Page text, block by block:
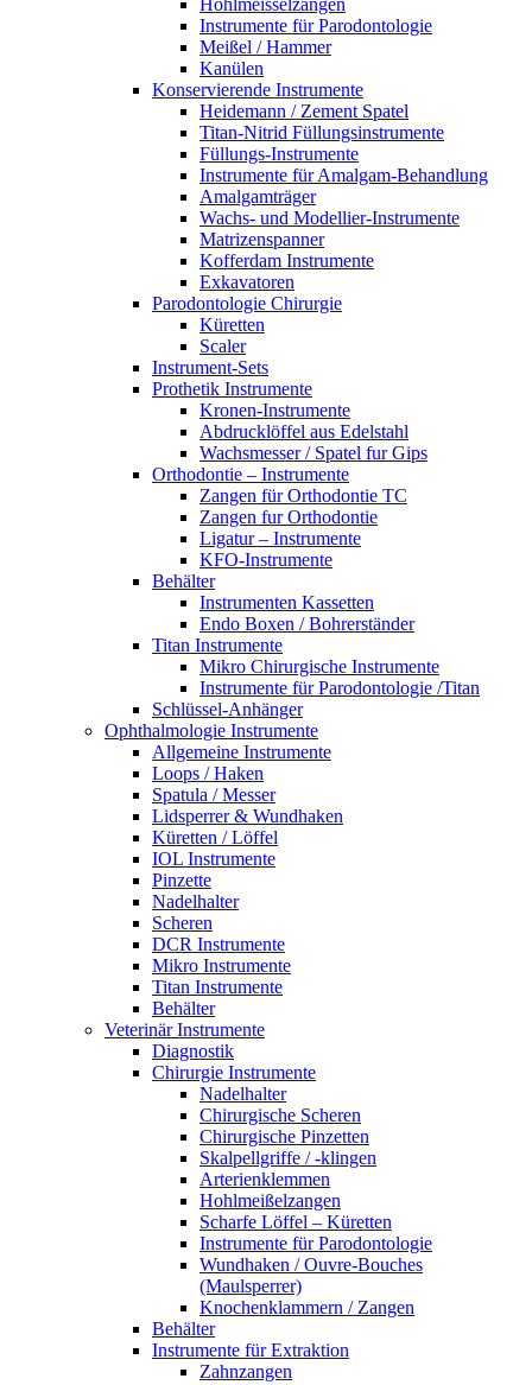
Hohlmeisselzangen
Instrumente für Parodontologie
Meißel / Hammer
Kanülen
Konservierende Instrumente
Heidemann / Zement Spatel
Titan-Nitrid Füllungsinstrumente
Füllungs-Instrumente
Instrumente für Amalgam-Behandlung
Amalgamträger
Wachs- und Modellier-Instrumente
Matrizenspanner
Kofferdam Instrumente
Exkavatoren
Parodontologie Chirurgie
Küretten
Scaler
Instrument-Sets
Prothetik Instrumente
Kronen-Instrumente
Abdrucklöffel aus Edelstahl
Wachsmesser / Spatel fur Gips
Orthodontie – Instrumente
Zangen für Orthodontie TC
Zangen fur Orthodontie
Ligatur – Instrumente
KFO-Instrumente
Behälter
Instrumenten Kassetten
Endo Boxen / Bohrerständer
Titan Instrumente
Mikro Chirurgische Instrumente
Instrumente für Parodontologie /Titan
Schlüssel-Anhänger
Ophthalmologie Instrumente
Allgemeine Instrumente
Loops / Haken
Spatula / Messer
Lidsperrer & Wundhaken
Küretten / Löffel
IOL Instrumente
Pinzette
Nadelhalter
Scheren
DCR Instrumente
Mikro Instrumente
Titan Instrumente
Behälter
Veterinär Instrumente
Diagnostik
Chirurgie Instrumente
Nadelhalter
Chirurgische Scheren
Chirurgische Pinzetten
Skalpellgriffe / -klingen
Arterienklemmen
Hohlmeißelzangen
Scharfe Löffel – Küretten
Instrumente für Parodontologie
Wundhaken / Ouvre-Bouches
(Maulsperrer)
Knochenklammern / Zangen
Behälter
Instrumente für Extraktion
Zahnzangen